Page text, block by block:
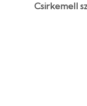
Csirkemell